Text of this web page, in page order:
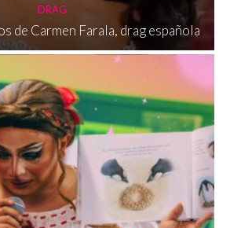
DRAG
de Carmen Farala, drag española